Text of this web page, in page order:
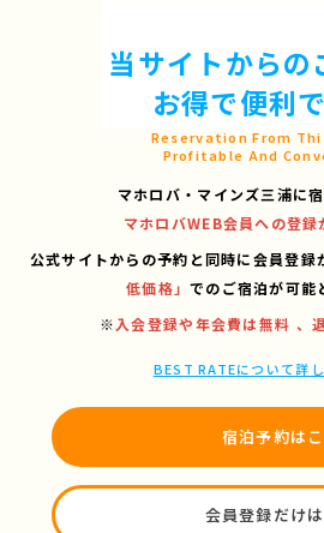
当サイトからの
お得で便利
Reservation From
Profitable And
マホロバ・マインズ三浦に宿
マホロバWEB会員への登録
公式サイトからの予約と同時に会員登録
低価格」でのご宿泊が可能
※ 入会登録や年会費は無料 、
BEST RATEについて詳
宿泊予約は
会員登録だけ